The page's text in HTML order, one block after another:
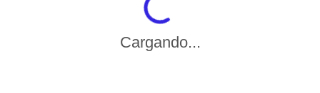
Cargando...